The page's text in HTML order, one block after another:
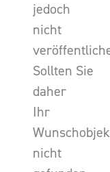
jedoch
nicht
Sollten Sie
daher
Ihr
nicht